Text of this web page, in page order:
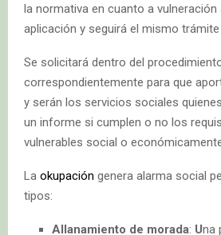
la normativa en cuanto a vulneración
aplicación y seguirá el mismo
Se solicitará dentro del
correspondientemente para que
y serán los servicios sociales
un informe si cumplen o no los
vulnerables social o
La okupación genera alarma social
tipos:
Allanamiento de morada: Una